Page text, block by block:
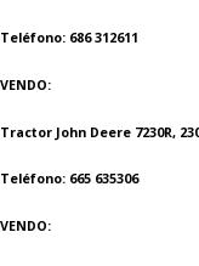
Teléfono: 686 312611
VENDO:
Tractor John Deere 7230R,
Teléfono: 665 635306
VENDO: